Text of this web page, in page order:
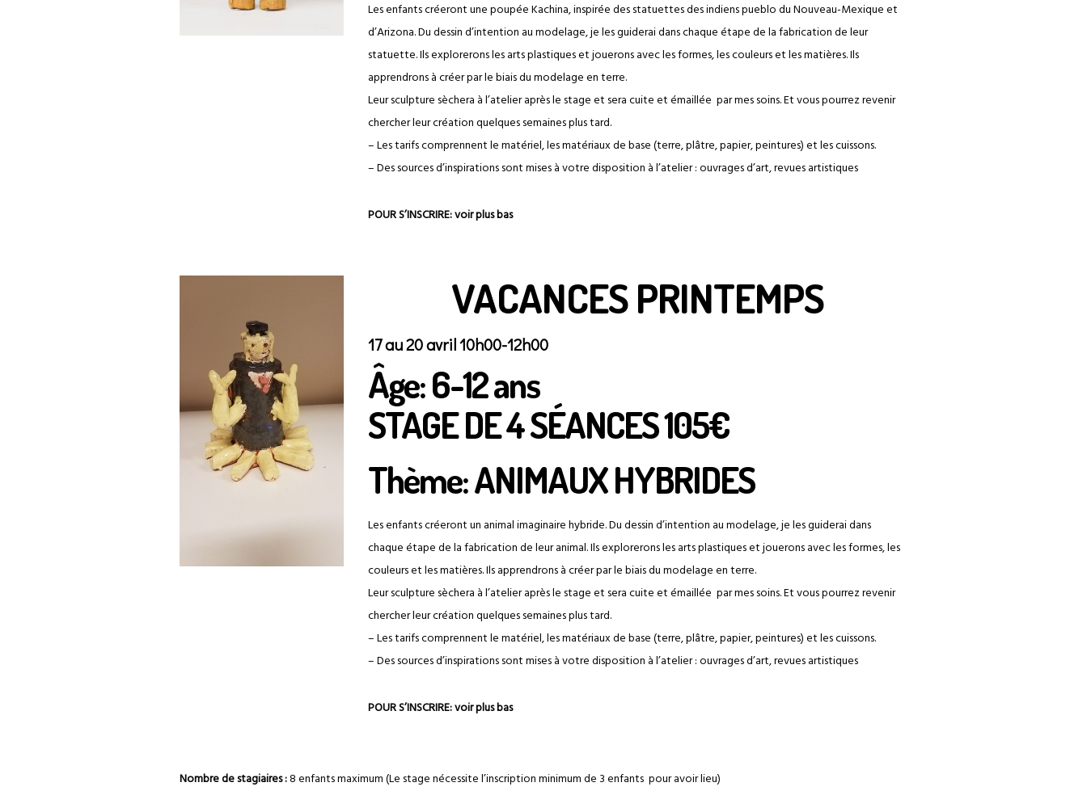
Les enfants créeront une poupée Kachina, inspirée des statuettes des indiens pueblo du Nouveau-Mexique et
d’Arizona. Du dessin d’intention au modelage, je les guiderai dans chaque étape de la fabrication de leur
statuette. Ils explorerons les arts plastiques et jouerons avec les formes, les couleurs et les matières. Ils
apprendrons à créer par le biais du modelage en terre.
Leur sculpture sèchera à l’atelier après le stage et sera cuite et émaillée par mes soins. Et vous pourrez revenir
chercher leur création quelques semaines plus tard.
– Les tarifs comprennent le matériel, les matériaux de base (terre, plâtre, papier, peintures) et les cuissons.
– Des sources d’inspirations sont mises à votre disposition à l’atelier : ouvrages d’art, revues artistiques
POUR S’INSCRIRE: voir plus bas
VACANCES PRINTEMPS
17 au 20 avril 10h00-12h00
Âge: 6-12 ans
STAGE DE 4 SÉANCES 105€
Thème: ANIMAUX HYBRIDES
Les enfants créeront un animal imaginaire hybride. Du dessin d’intention au modelage, je les guiderai dans
chaque étape de la fabrication de leur animal. Ils explorerons les arts plastiques et jouerons avec les formes, les
couleurs et les matières. Ils apprendrons à créer par le biais du modelage en terre.
Leur sculpture sèchera à l’atelier après le stage et sera cuite et émaillée par mes soins. Et vous pourrez revenir
chercher leur création quelques semaines plus tard.
– Les tarifs comprennent le matériel, les matériaux de base (terre, plâtre, papier, peintures) et les cuissons.
– Des sources d’inspirations sont mises à votre disposition à l’atelier : ouvrages d’art, revues artistiques
POUR S’INSCRIRE: voir plus bas
Nombre de stagiaires :8 enfants maximum (Le stage nécessite l’inscription minimum de 3 enfants pour avoir lieu)